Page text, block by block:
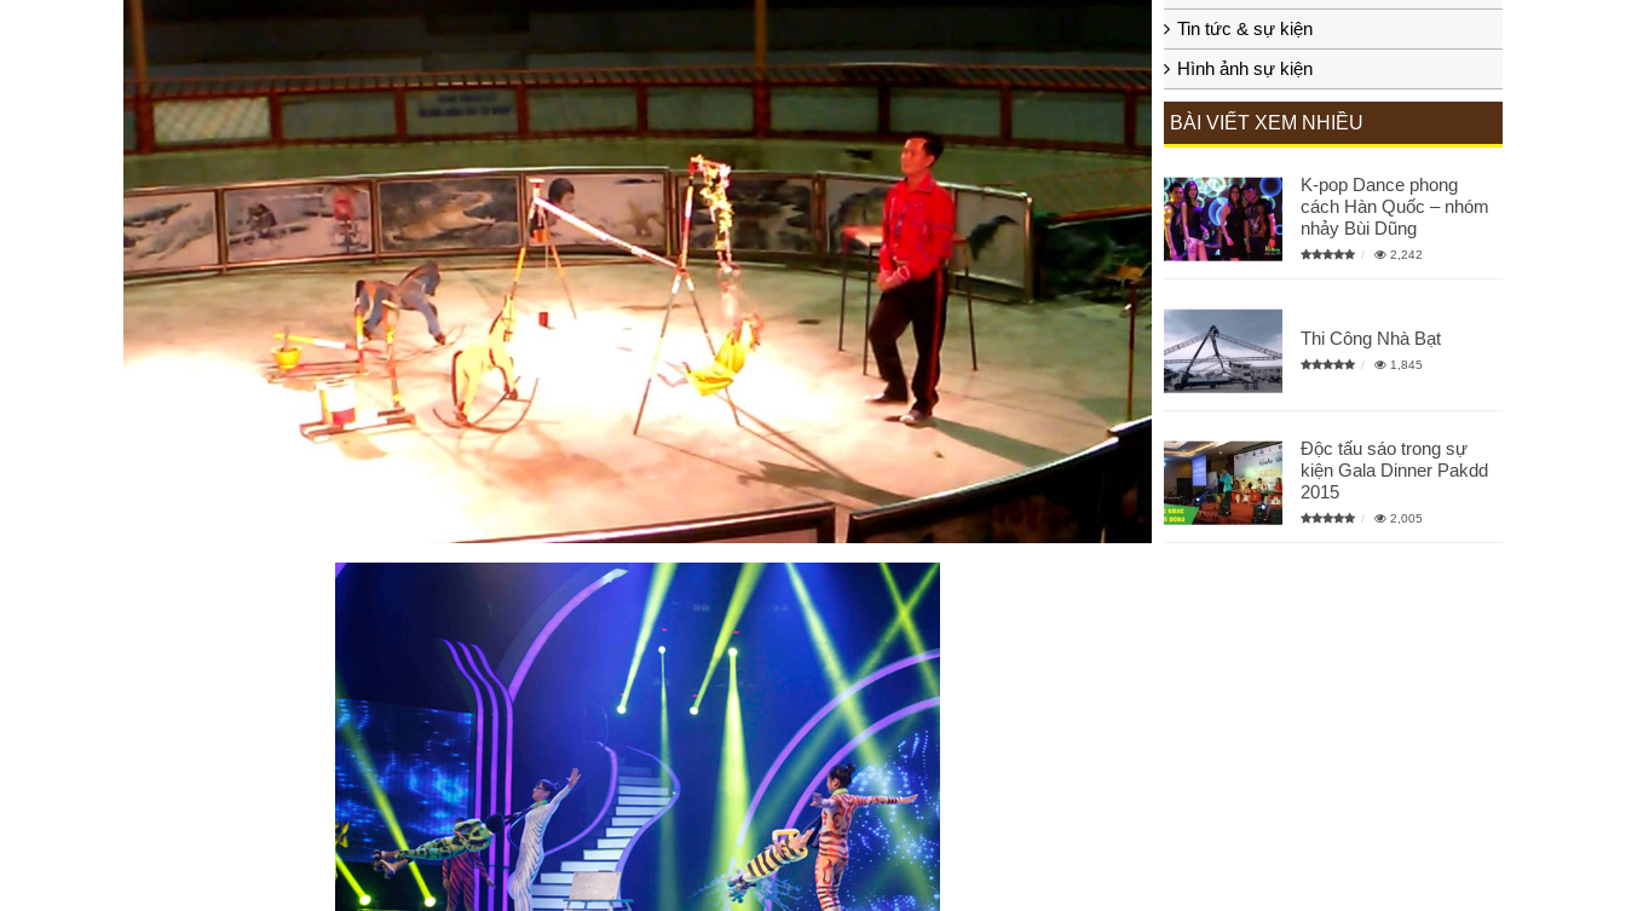
Tin tức & sự kiện
Hình ảnh sự kiện
BÀI VIẾT XEM NHIỀU
K-pop Dance phong
cách Hàn Quốc – nhóm
nhảy Bùi Dũng
2,242
Thi Công Nhà Bạt
1,845
Độc tấu sáo trong sự
kiện Gala Dinner Pakdd
2015
2,005